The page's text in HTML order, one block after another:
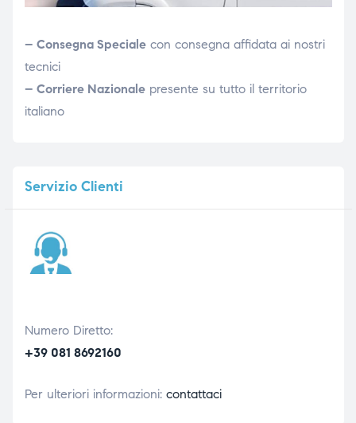
– Consegna Specialecon consegna affidata ai nostri
tecnici
– Corriere Nazionalepresente su tutto il territorio
italiano
ServizioClienti
Numero Diretto:
+39 081 8692160
Per ulteriori informazioni: contattaci